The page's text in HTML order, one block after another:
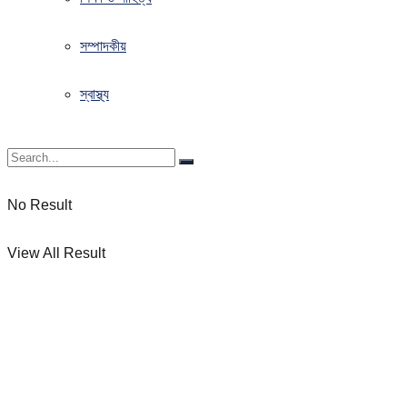
সম্পাদকীয়
স্বাস্থ্য
No Result
View All Result